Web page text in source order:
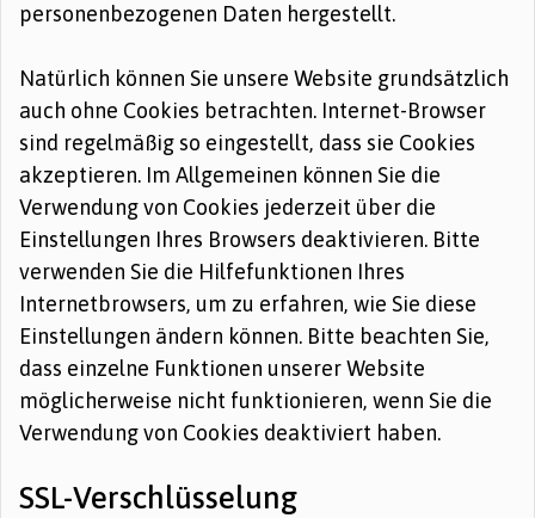
personenbezogenen Daten hergestellt.
Natürlich können Sie unsere Website grundsätzlich
auch ohne Cookies betrachten. Internet-Browser
sind regelmäßig so eingestellt, dass sie Cookies
akzeptieren. Im Allgemeinen können Sie die
Verwendung von Cookies jederzeit über die
Einstellungen Ihres Browsers deaktivieren. Bitte
verwenden Sie die Hilfefunktionen Ihres
Internetbrowsers, um zu erfahren, wie Sie diese
Einstellungen ändern können. Bitte beachten Sie,
dass einzelne Funktionen unserer Website
möglicherweise nicht funktionieren, wenn Sie die
Verwendung von Cookies deaktiviert haben.
SSL-Verschlüsselung